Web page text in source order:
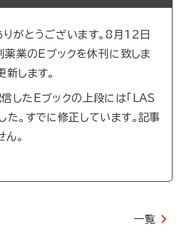
がとうございます。8月12日
薬業のEブックを休刊に致しま
新します。
たEブックの上段には「LAS
た。すでに修正しています。記事
。
一覧